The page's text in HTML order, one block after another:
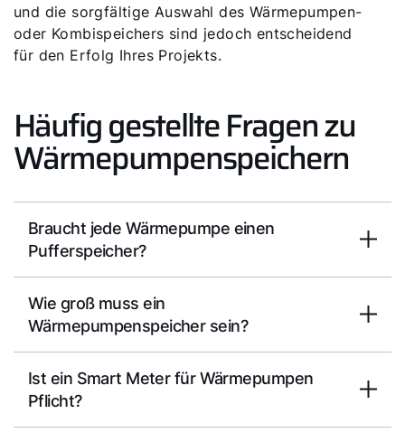
und die sorgfältige Auswahl des Wärmepumpen-
oder Kombispeichers sind jedoch entscheidend
für den Erfolg Ihres Projekts.
Häufig gestellte Fragen zu
Wärmepumpenspeichern
Braucht jede Wärmepumpe einen
Pufferspeicher?
Wie groß muss ein
Wärmepumpenspeicher sein?
Ist ein Smart Meter für Wärmepumpen
Pflicht?